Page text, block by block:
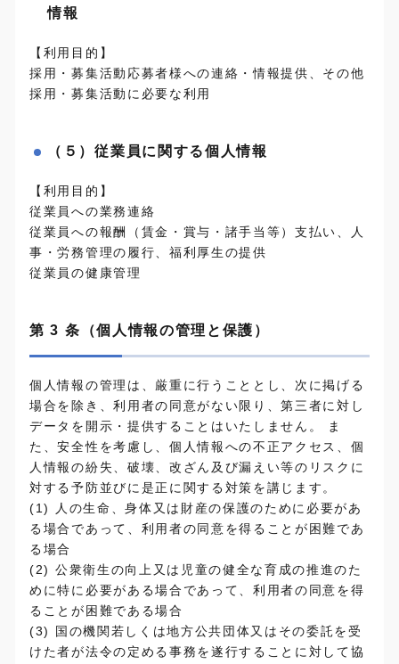
情報
【利用目的】
採用・募集活動応募者様への連絡・情報提供、その他
採用・募集活動に必要な利用
（５）従業員に関する個人情報
【利用目的】
従業員への業務連絡
従業員への報酬（賃金・賞与・諸手当等）支払い、人
事・労務管理の履行、福利厚生の提供
従業員の健康管理
第 3 条（個人情報の管理と保護）
個人情報の管理は、厳重に行うこととし、次に掲げる
場合を除き、利用者の同意がない限り、第三者に対し
データを開示・提供することはいたしません。 ま
た、安全性を考慮し、個人情報への不正アクセス、個
人情報の紛失、破壊、改ざん及び漏えい等のリスクに
対する予防並びに是正に関する対策を講じます。
(1) 人の生命、身体又は財産の保護のために必要があ
る場合であって、利用者の同意を得ることが困難であ
る場合
(2) 公衆衛生の向上又は児童の健全な育成の推進のた
めに特に必要がある場合であって、利用者の同意を得
ることが困難である場合
(3) 国の機関若しくは地方公共団体又はその委託を受
けた者が法令の定める事務を遂行することに対して協